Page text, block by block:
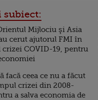
subiect:
Mijlociu şi Asia
cerut ajutorul FMI în
COVID-19, pentru
facă ceea ce nu a făcut
crizei din 2008-
a salva economia de